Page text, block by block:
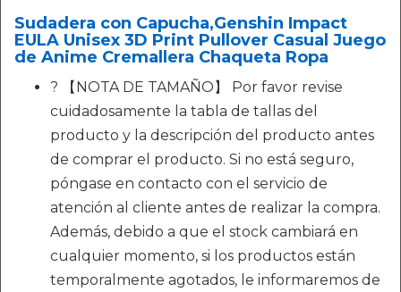
Sudadera con Capucha,Genshin Impact
EULA Unisex 3D Print Pullover Casual Juego
de Anime Cremallera Chaqueta Ropa
? 【NOTA DE TAMAÑO】 Por favor revise
cuidadosamente la tabla de tallas del
producto y la descripción del producto antes
de comprar el producto. Si no está seguro,
póngase en contacto con el servicio de
atención al cliente antes de realizar la compra.
Además, debido a que el stock cambiará en
cualquier momento, si los productos están
temporalmente agotados, le informaremos de